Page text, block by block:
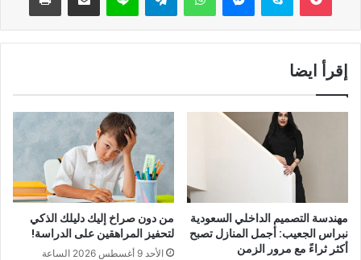
إقرأ ايضا
مهندسة التصميم الداخلي السعودية
نبراس الجعيب: أجمل المنازل تصبح
أكثر ثراءً مع مرور الزمن
من دون صراخ إليك دليلك الذكي
لتحفيز المراهقين على الدراسة!
الأحد 9 أغسطس 2026 الساعة